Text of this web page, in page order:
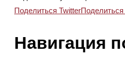
Поделиться Twitter
Навигация